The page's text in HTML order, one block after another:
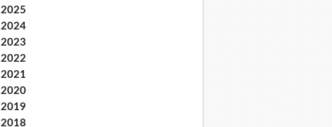
2025
2024
2023
2022
2021
2020
2019
2018